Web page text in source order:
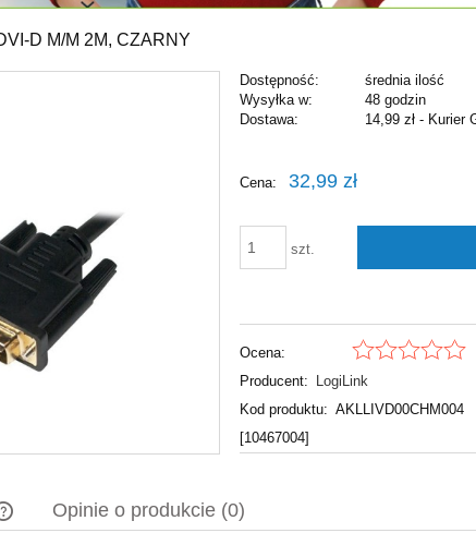
D M/M 2M, CZARNY
Dostępność:
średnia ilość
Wysyłka w:
48 godzin
Dostawa:
14,99 zł - Kurier
płatności
Cena: 32,99 zł
szt.
Ocena:
Producent: LogiLink
Kod produktu: AKLLIVD00CHM004
[10467004]
Opinie o produkcie (0)